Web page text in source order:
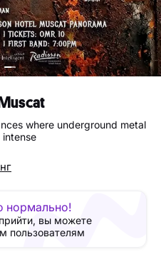
where underground metal
intense
нормально!
вы можете
пользователям